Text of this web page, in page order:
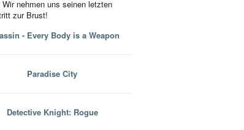
Wir nehmen uns seinen letzten
zur Brust!
- Every Body is a Weapon
Paradise City
Detective Knight: Rogue